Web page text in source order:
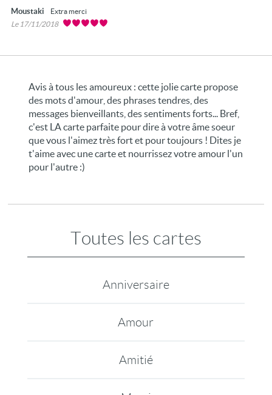
Moustaki
Extra merci
Le 17/11/2018
Avis à tous les amoureux : cette jolie carte propose
des mots d'amour, des phrases tendres, des
messages bienveillants, des sentiments forts... Bref,
c'est LA carte parfaite pour dire à votre âme soeur
que vous l'aimez très fort et pour toujours ! Dites je
t'aime avec une carte et nourrissez votre amour l'un
pour l'autre :)
Toutes les cartes
Anniversaire
Amour
Amitié